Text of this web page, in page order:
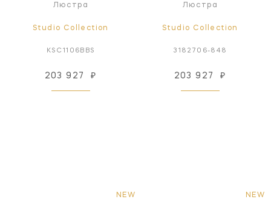
Люстра
Studio Collection
KSC1106BBS
203 927 ₽
Люстра
Studio Collection
3182706-848
203 927 ₽
NEW NEW